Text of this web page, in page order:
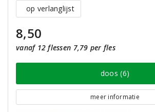
op verlanglijst
8,50
vanaf 12 flessen 7,79 per fles
doos (6)
meer informatie